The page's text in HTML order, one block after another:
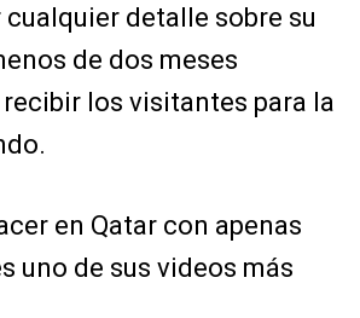
detalle sobre su
de dos meses
los visitantes para la
en Qatar con apenas
uno de sus videos más